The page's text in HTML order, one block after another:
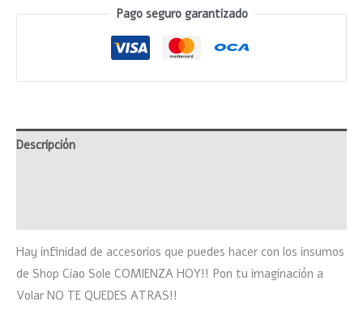
Pago seguro garantizado
Descripción
Hay infinidad de accesorios que puedes hacer con los insumos
de Shop Ciao Sole COMIENZA HOY!! Pon tu imaginación a
Volar NO TE QUEDES ATRAS!!